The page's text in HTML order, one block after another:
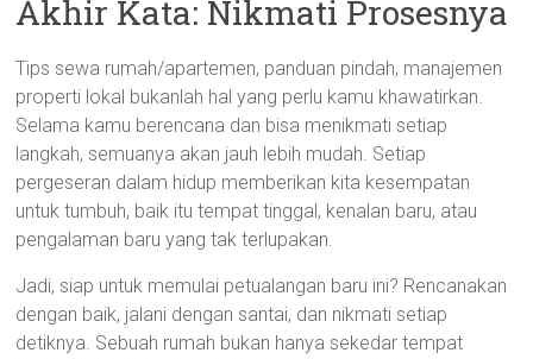
Akhir Kata: Nikmati Prosesnya
Tips sewa rumah/apartemen, panduan pindah, manajemen
properti lokal bukanlah hal yang perlu kamu khawatirkan.
Selama kamu berencana dan bisa menikmati setiap
langkah, semuanya akan jauh lebih mudah. Setiap
pergeseran dalam hidup memberikan kita kesempatan
untuk tumbuh, baik itu tempat tinggal, kenalan baru, atau
pengalaman baru yang tak terlupakan.
Jadi, siap untuk memulai petualangan baru ini? Rencanakan
dengan baik, jalani dengan santai, dan nikmati setiap
detiknya. Sebuah rumah bukan hanya sekedar tempat